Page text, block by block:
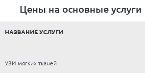
Цены на основные услуги
НАЗВАНИЕ УСЛУГИ
УЗИ мягких тканей